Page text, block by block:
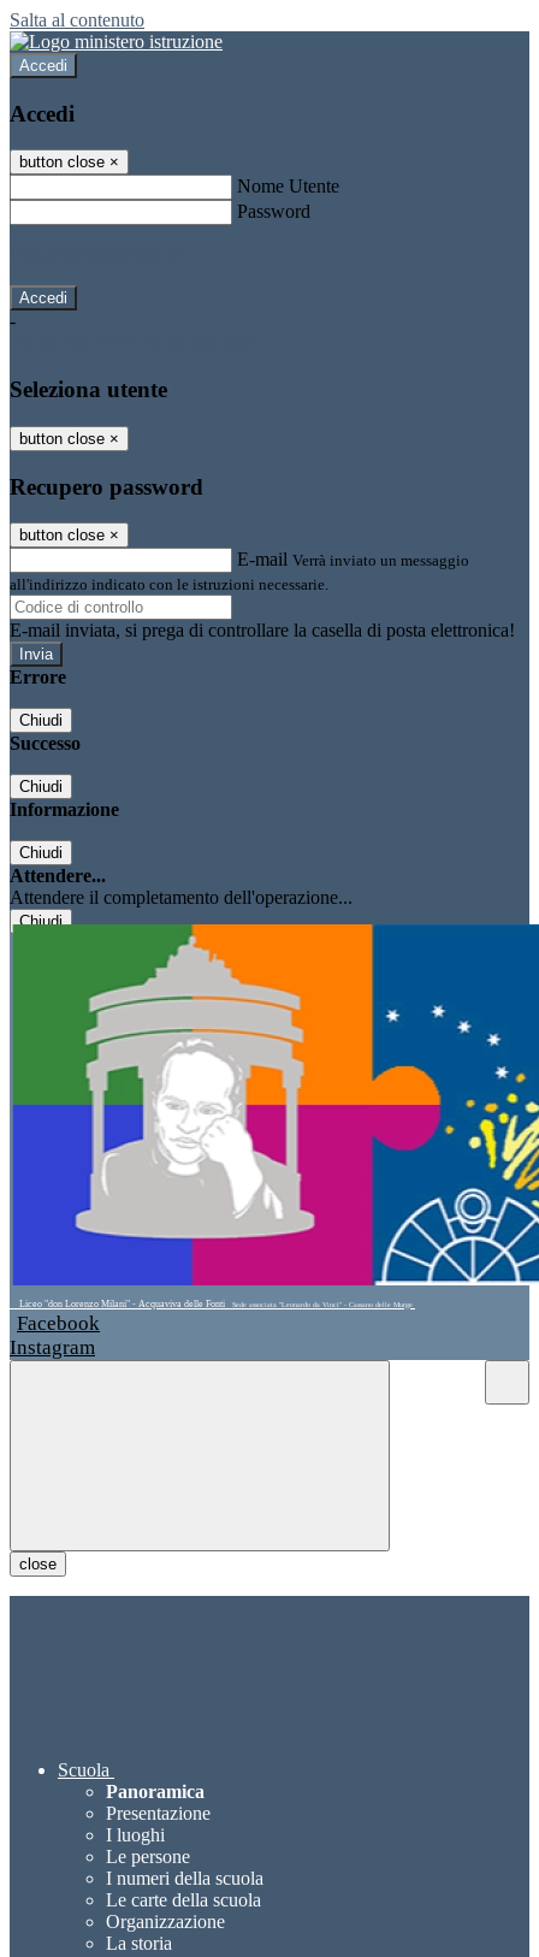
Salta al contenuto
Accedi
Accedi
button close ×
Nome Utente
Password
-
Seleziona utente
button close ×
Recupero password
button close ×
E-mail Verrà inviato un messaggio
all'indirizzo indicato con le istruzioni necessarie.
E-mail inviata, si prega di controllare la casella di posta elettronica!
Errore
Chiudi
Successo
Chiudi
Informazione
Chiudi
Attendere...
Attendere il completamento dell'operazione...
Chiudi
Liceo "don Lorenzo Milani" - Acquaviva delle Fonti Sede associata "Leonardo da Vinci" - Cassano delle Murge
Facebook
Instagram
close
Scuola
Panoramica
Presentazione
I luoghi
Le persone
I numeri della scuola
Le carte della scuola
Organizzazione
La storia